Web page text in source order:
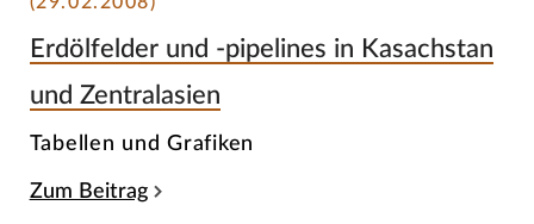
Erdölfelder und -pipelines in Kasachstan
und Zentralasien
Tabellen und Grafiken
Zum Beitrag